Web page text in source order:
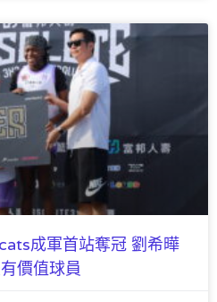
成軍首站奪冠 劉希曄
價值球員